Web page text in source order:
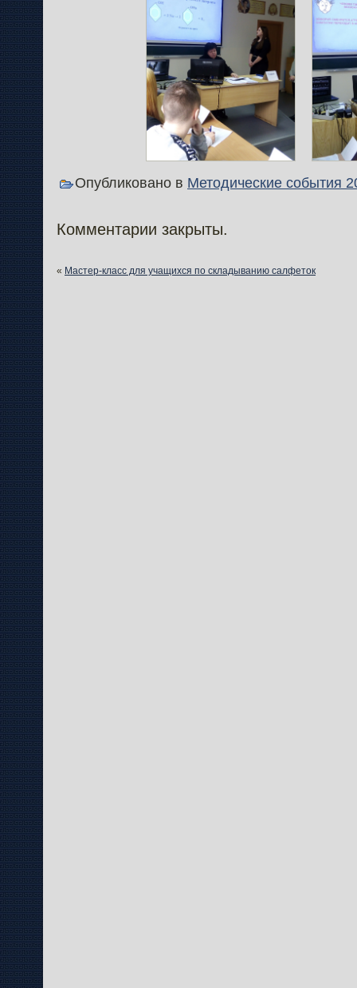
Опубликовано в Методические события
Комментарии закрыты.
« Мастер-класс для учащихся по складыванию салфеток